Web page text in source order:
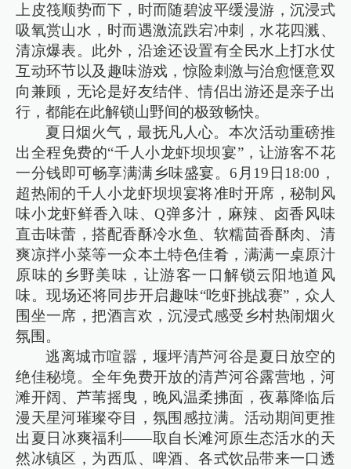
上皮筏顺势而下，时而随碧波平缓漫游，沉浸式
吸氧赏山水，时而遇激流跌宕冲刺，水花四溅、
清凉爆表。此外，沿途还设置有全民水上打水仗
互动环节以及趣味游戏，惊险刺激与治愈惬意双
向兼顾，无论是好友结伴、情侣出游还是亲子出
行，都能在此解锁山野间的极致畅快。
夏日烟火气，最抚凡人心。本次活动重磅推
出全程免费的“千人小龙虾坝坝宴”，让游客不花
一分钱即可畅享满满乡味盛宴。6月19日18:00，
超热闹的千人小龙虾坝坝宴将准时开席，秘制风
味小龙虾鲜香入味、Q弹多汁，麻辣、卤香风味
直击味蕾，搭配香酥冷水鱼、软糯茴香酥肉、清
爽凉拌小菜等一众本土特色佳肴，满满一桌原汁
原味的乡野美味，让游客一口解锁云阳地道风
味。现场还将同步开启趣味“吃虾挑战赛”，众人
围坐一席，把酒言欢，沉浸式感受乡村热闹烟火
氛围。
逃离城市喧嚣，堰坪清芦河谷是夏日放空的
绝佳秘境。全年免费开放的清芦河谷露营地，河
滩开阔、芦苇摇曳，晚风温柔拂面，夜幕降临后
漫天星河璀璨夺目，氛围感拉满。活动期间更推
出夏日冰爽福利——取自长滩河原生态活水的天
然冰镇区，为西瓜、啤酒、各式饮品带来一口透